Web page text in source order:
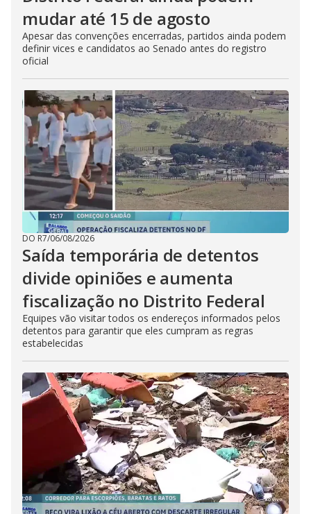
mudar até 15 de agosto
Apesar das convenções encerradas, partidos ainda podem
definir vices e candidatos ao Senado antes do registro
oficial
DO R7/06/08/2026
Saída temporária de detentos
divide opiniões e aumenta
fiscalização no Distrito Federal
Equipes vão visitar todos os endereços informados pelos
detentos para garantir que eles cumpram as regras
estabelecidas